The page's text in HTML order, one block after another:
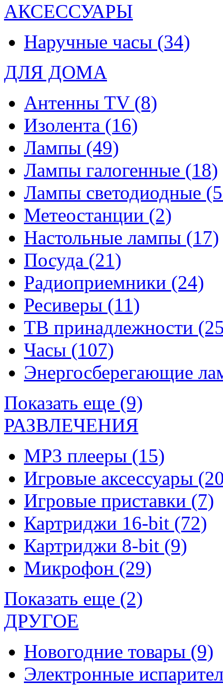
АКСЕССУАРЫ
Наручные часы (34)
ДЛЯ ДОМА
Антенны TV (8)
Изолента (16)
Лампы (49)
Лампы галогенные (18)
Лампы светодиодные
Метеостанции (2)
Настольные лампы (17)
Посуда (21)
Радиоприемники (24)
Ресиверы (11)
ТВ принадлежности
Часы (107)
Энергосберегающие
Показать еще (9)
РАЗВЛЕЧЕНИЯ
MP3 плееры (15)
Игровые аксессуары
Игровые приставки (7)
Картриджи 16-bit (72)
Картриджи 8-bit (9)
Микрофон (29)
Показать еще (2)
ДРУГОЕ
Новогодние товары (9)
Электронные